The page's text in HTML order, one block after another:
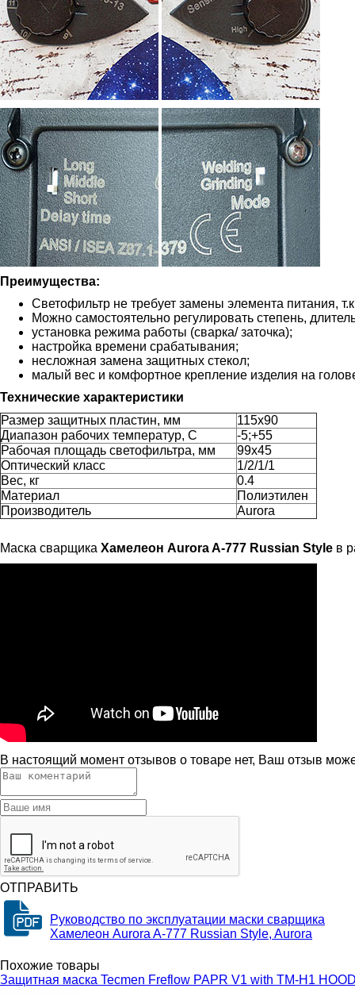
Преимущества:
Светофильтр не требует замены элемента питания,
Можно самостоятельно регулировать степень,
установка режима работы (сварка/ заточка);
настройка времени срабатывания;
несложная замена защитных стекол;
малый вес и комфортное крепление изделия на
Технические характеристики
Размер защитных пластин, мм
115x90
Диапазон рабочих температур, С
-5;+55
Рабочая площадь светофильтра, мм
99x45
Оптический класс
1/2/1/1
Вес, кг
0.4
Материал
Полиэтилен
Производитель
Aurora
Маска сварщика Хамелеон Aurora A-777 Russian Style в
В настоящий момент отзывов о товаре нет, Ваш отзыв
ОТПРАВИТЬ
Руководство по эксплуатации маски сварщика
Хамелеон Aurora A-777 Russian Style, Aurora
Похожие товары
Защитная маска Tecmen Freflow PAPR V1 with TM-H1